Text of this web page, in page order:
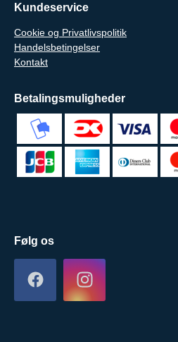
Kundeservice
Cookie og Privatlivspolitik
Handelsbetingelser
Kontakt
Betalingsmuligheder
Følg os